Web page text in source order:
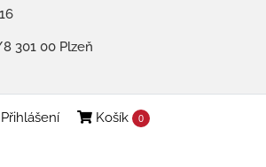
Košík 0
301 00 Plzeň
© 2026 | jdetorazdva